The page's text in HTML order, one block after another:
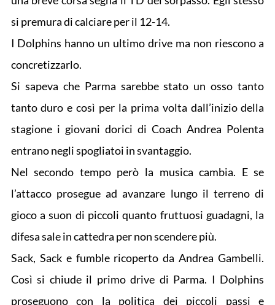
si premura di calciare per il 12-14.
I Dolphins hanno un ultimo drive ma non riescono a
concretizzarlo.
Si sapeva che Parma sarebbe stato un osso tanto
tanto duro e così per la prima volta dall’inizio della
stagione i giovani dorici di Coach Andrea Polenta
entrano negli spogliatoi in svantaggio.
Nel secondo tempo però la musica cambia. E se
l’attacco prosegue ad avanzare lungo il terreno di
gioco a suon di piccoli quanto fruttuosi guadagni, la
difesa sale in cattedra per non scendere più.
Sack, Sack e fumble ricoperto da Andrea Gambelli.
Così si chiude il primo drive di Parma. I Dolphins
proseguono con la politica dei piccoli passi e